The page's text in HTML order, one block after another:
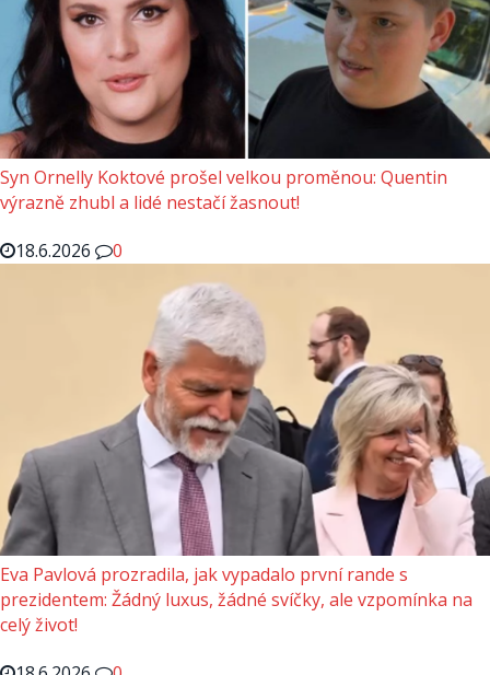
Syn Ornelly Koktové prošel velkou proměnou: Quentin
výrazně zhubl a lidé nestačí žasnout!
18.6.2026
0
Eva Pavlová prozradila, jak vypadalo první rande s
prezidentem: Žádný luxus, žádné svíčky, ale vzpomínka na
celý život!